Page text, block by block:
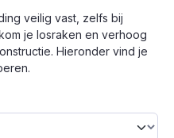
veilig vast, zelfs bij
je losraken en verhoog
Hieronder vind je